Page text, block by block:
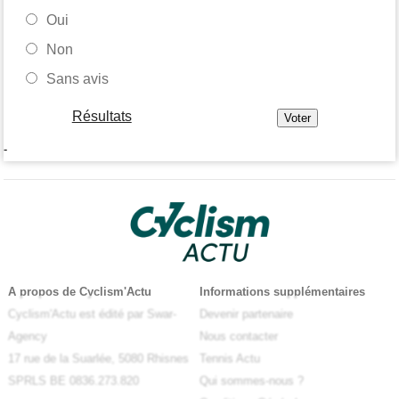
Oui
Non
Sans avis
Résultats
-
A propos de Cyclism'Actu
Cyclism'Actu est édité par Swar-
Agency
17 rue de la Suarlée, 5080 Rhisnes
SPRLS BE 0836.273.820
Informations supplémentaires
Devenir partenaire
Nous contacter
Tennis Actu
Qui sommes-nous ?